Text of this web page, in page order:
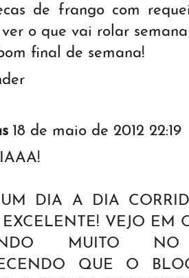
de frango com
ver o que vai rolar
final de semana!
18 de maio de 2012 22:19
UM DIA A DIA
VEJO EM
MUITO NO
QUE O